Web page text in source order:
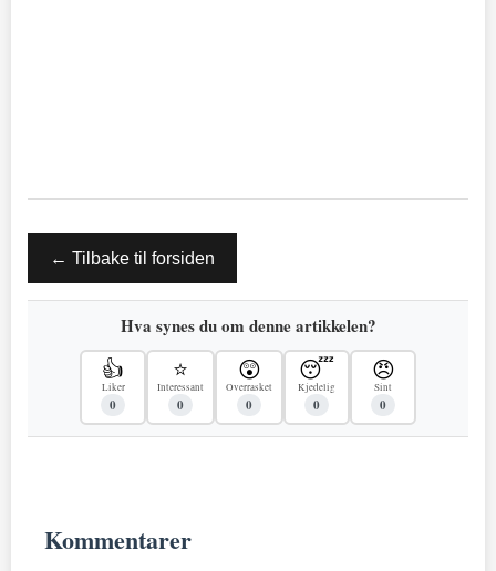
← Tilbake til forsiden
Hva synes du om denne artikkelen?
👍
Liker
0
⭐
Interessant
0
😲
Overrasket
0
😴
Kjedelig
0
😠
Sint
0
Kommentarer